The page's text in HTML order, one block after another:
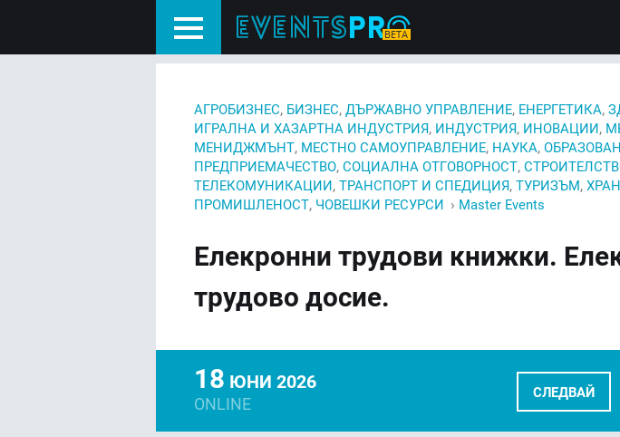
АГРОБИЗНЕС, БИЗНЕС, ДЪРЖАВНО УПРАВЛЕНИЕ, ЕНЕРГЕТИКА,
ИГРАЛНА И ХАЗАРТНА ИНДУСТРИЯ, ИНДУСТРИЯ, ИНОВАЦИИ,
МЕНИДЖМЪНТ, МЕСТНО САМОУПРАВЛЕНИЕ, НАУКА,
ПРЕДПРИЕМАЧЕСТВО, СОЦИАЛНА ОТГОВОРНОСТ,
ТЕЛЕКОМУНИКАЦИИ, ТРАНСПОРТ И СПЕДИЦИЯ, ТУРИЗЪМ,
ПРОМИШЛЕНОСТ, ЧОВЕШКИ РЕСУРСИ › Master Events
Елекронни трудови книжки.
трудово досие.
СЛЕДВАЙ
18 ЮНИ 2026
ONLINE